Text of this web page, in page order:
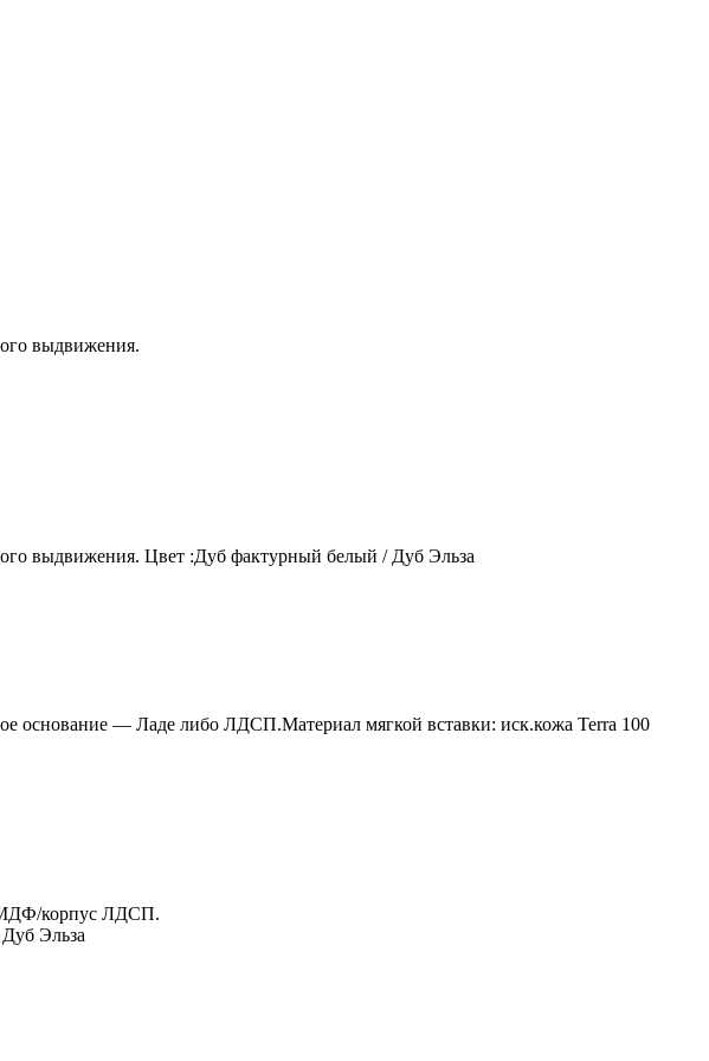
выдвижения.
выдвижения. Цвет :Дуб фактурный белый / Дуб Эльза
— Ладе либо ЛДСП.Материал мягкой вставки: иск.кожа Terra 100
МДФ/корпус ЛДСП.
Эльза